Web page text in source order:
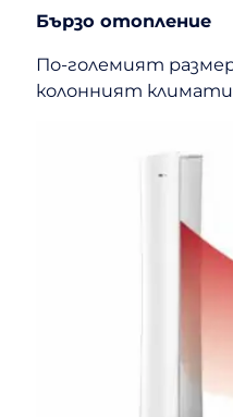
Бързо отопление
По-големият
колонният